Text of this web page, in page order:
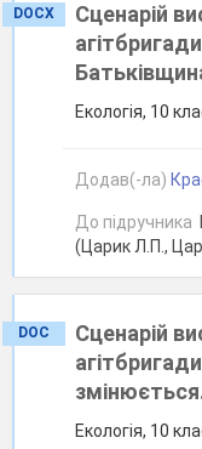
DOCX
Сценарій
Екологія, 10
Додав(-ла)
До підручника
(Царик Л.П.,
DOC
Сценарій
змінюється.
Екологія, 10